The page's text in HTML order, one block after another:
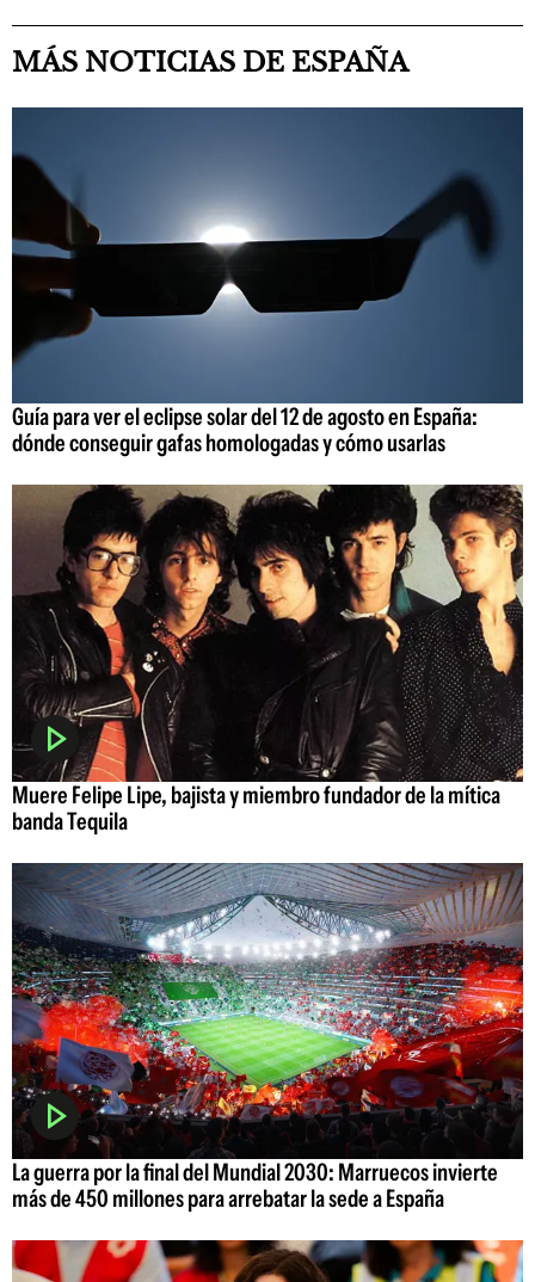
MÁS NOTICIAS DE ESPAÑA
Guía para ver el eclipse solar del 12 de agosto en España:
dónde conseguir gafas homologadas y cómo usarlas
Muere Felipe Lipe, bajista y miembro fundador de la mítica
banda Tequila
La guerra por la final del Mundial 2030: Marruecos invierte
más de 450 millones para arrebatar la sede a España